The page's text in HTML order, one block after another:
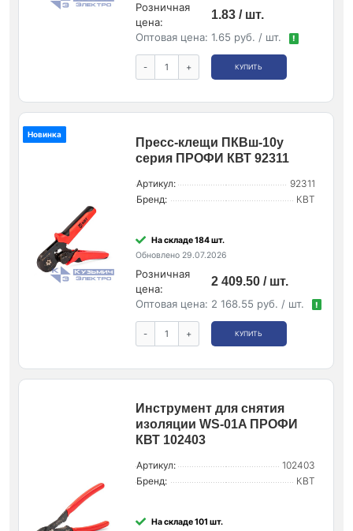
Розничная
цена:
1.83 / шт.
Оптовая цена: 1.65 руб. / шт. !
- + КУПИТЬ
Новинка
Пресс-клещи ПКВш-10у
серия ПРОФИ КВТ 92311
Артикул:
92311
Бренд:
КВТ
На складе 184 шт.
Обновлено 29.07.2026
Розничная
цена:
2 409.50 / шт.
Оптовая цена: 2 168.55 руб. / шт. !
- + КУПИТЬ
Инструмент для снятия
изоляции WS-01A ПРОФИ
КВТ 102403
Артикул:
102403
Бренд:
КВТ
На складе 101 шт.